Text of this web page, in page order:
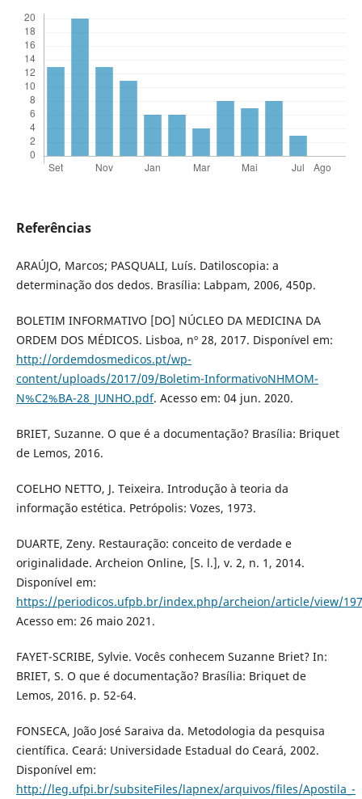
Referências
ARAÚJO, Marcos; PASQUALI, Luís. Datiloscopia: a
determinação dos dedos. Brasília: Labpam, 2006, 450p.
BOLETIM INFORMATIVO [DO] NÚCLEO DA MEDICINA DA
ORDEM DOS MÉDICOS. Lisboa, nº 28, 2017. Disponível em:
http://ordemdosmedicos.pt/wp-
content/uploads/2017/09/Boletim-InformativoNHMOM-
N%C2%BA-28_JUNHO.pdf. Acesso em: 04 jun. 2020.
BRIET, Suzanne. O que é a documentação? Brasília: Briquet
de Lemos, 2016.
COELHO NETTO, J. Teixeira. Introdução à teoria da
informação estética. Petrópolis: Vozes, 1973.
DUARTE, Zeny. Restauração: conceito de verdade e
originalidade. Archeion Online, [S. l.], v. 2, n. 1, 2014.
Disponível em:
https://periodicos.ufpb.br/index.php/archeion/article/view/
Acesso em: 26 maio 2021.
FAYET-SCRIBE, Sylvie. Vocês conhecem Suzanne Briet? In:
BRIET, S. O que é documentação? Brasília: Briquet de
Lemos, 2016. p. 52-64.
FONSECA, João José Saraiva da. Metodologia da pesquisa
científica. Ceará: Universidade Estadual do Ceará, 2002.
Disponível em:
http://leg.ufpi.br/subsiteFiles/lapnex/arquivos/files/Apostila_-